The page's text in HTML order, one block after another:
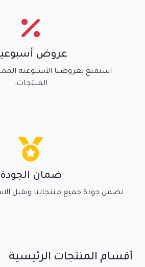
عروض
استمتع بعروضنا الأسبوعية
المنتجات.
ضمان الجودة
نضمن جودة جميع منتجاتنا ونقبل
أقسام المنتجات الرئيسية